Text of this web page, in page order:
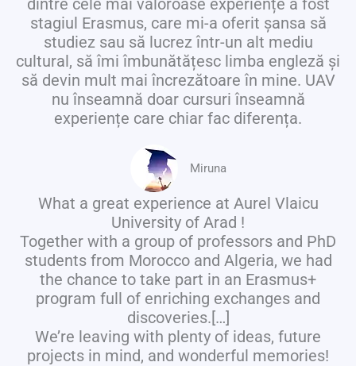
dintre cele mai valoroase experiențe a fost
stagiul Erasmus, care mi-a oferit șansa să
studiez sau să lucrez într-un alt mediu
cultural, să îmi îmbunătățesc limba engleză și
să devin mult mai încrezătoare în mine. UAV
nu înseamnă doar cursuri înseamnă
experiențe care chiar fac diferența.
Miruna
What a great experience at Aurel Vlaicu
University of Arad !
Together with a group of professors and PhD
students from Morocco and Algeria, we had
the chance to take part in an Erasmus+
program full of enriching exchanges and
discoveries.[…]
We’re leaving with plenty of ideas, future
projects in mind, and wonderful memories!